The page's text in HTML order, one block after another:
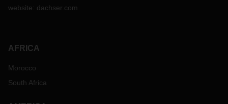
website: dachser.com
AFRICA
Morocco
South Africa